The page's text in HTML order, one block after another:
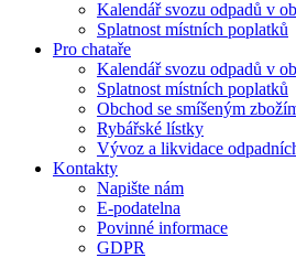
Kalendář svozu odpadů v
Splatnost místních poplatků
Pro chataře
Kalendář svozu odpadů v
Splatnost místních poplatků
Obchod se smíšeným
Rybářské lístky
Vývoz a likvidace
Kontakty
Napište nám
E-podatelna
Povinné informace
GDPR